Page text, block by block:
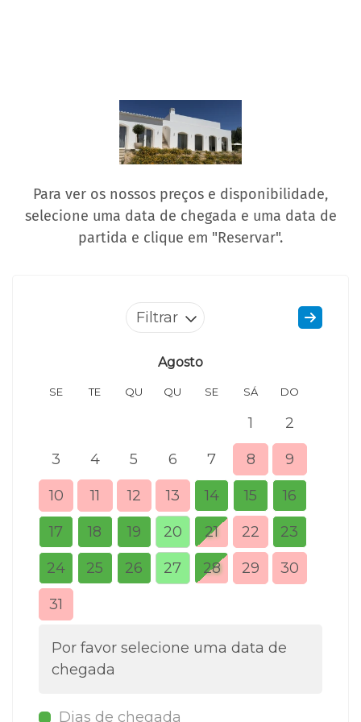
Para ver os nossos preços e disponibilidade,
selecione uma data de chegada e uma data de
partida e clique em "Reservar".
Filtrar
Agosto
SE TE QU QU SE SÁ DO
1 2
3 4 5 6 7 8 9
10 11 12 13 14 15 16
17 18 19 20 21 22 23
24 25 26 27 28 29 30
31
Por favor selecione uma data de
chegada
Dias de chegada